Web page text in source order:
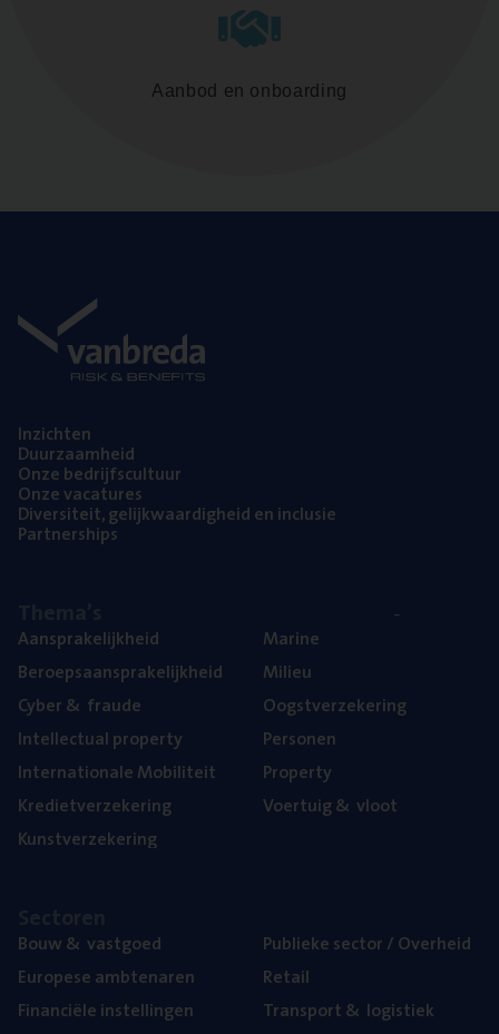
Aanbod en onboarding
Inzich­ten
Duur­zaam­heid
Onze bedrijfs­cul­tuur
Onze vaca­tu­res
Diver­si­teit, gelijk­waar­dig­heid en inclusie
Part­ner­ships
Aan­spra­ke­lijk­heid
Beroeps­aan­spra­ke­lijk­heid
Cyber& fraude
Intel­lec­tu­al property
Inter­na­ti­o­na­le Mobiliteit
Kre­diet­ver­ze­ke­ring
Kunst­ver­ze­ke­ring
Mari­ne
Mili­eu
Oogst­ver­ze­ke­ring
Per­so­nen
Pro­per­ty
Voer­tuig& vloot
Bouw& vastgoed
Euro­pe­se ambtenaren
Finan­ci­ë­le instellingen
Publie­ke sec­tor / Overheid
Retail
Trans­port& logistiek